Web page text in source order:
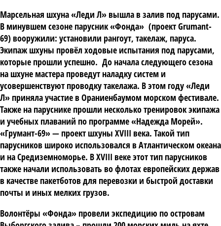
Марсельная шхуна «Леди Л» вышла в залив под парусами.
В минувшем сезоне парусник «Фонда» (проект Grumant-
69) вооружили: установили рангоут, такелаж, паруса.
Экипаж шхуны провёл ходовые испытания под парусами,
которые прошли успешно. До начала следующего сезона
на шхуне мастера проведут наладку систем и
усовершенствуют проводку такелажа. В этом году «Леди
Л» приняла участие в Ораниенбаумом морском фестивале.
Также на паруснике прошли несколько тренировок экипажа
и учебных плаваний по программе «Надежда Морей».
«Грумант-69» — проект шхуны XVIII века. Такой тип
парусников широко использовался в Атлантическом океана
и на Средиземноморье. В XVIII веке этот тип парусников
также начали использовать во флотах европейских держав
в качестве пакетботов для перевозки и быстрой доставки
почты и иных мелких грузов.
Волонтёры «Фонда» провели экспедицию по островам